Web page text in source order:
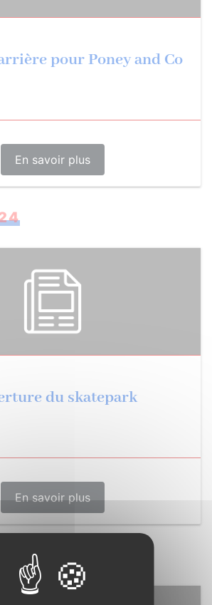
pour Poney and Co
En savoir plus
du skatepark
En savoir plus